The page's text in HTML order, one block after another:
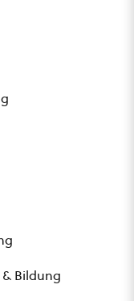
Bildung